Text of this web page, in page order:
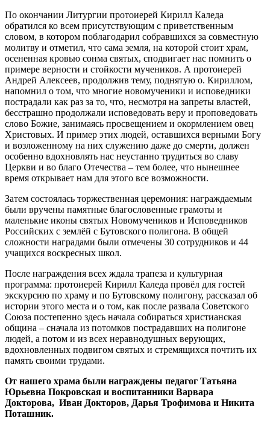
По окончании Литургии протоиерей Кирилл Каледа
обратился ко всем присутствующим с приветственным
словом, в котором поблагодарил собравшихся за совместную
молитву и отметил, что сама земля, на которой стоит храм,
осененная кровью сонма святых, сподвигает нас помнить о
примере верности и стойкости мучеников. А протоиерей
Андрей Алексеев, продолжив тему, поднятую о. Кириллом,
напомнил о том, что многие новомученики и исповедники
пострадали как раз за то, что, несмотря на запреты властей,
бесстрашно продолжали исповедовать веру и проповедовать
слово Божие, занимаясь просвещением и окормлением овец
Христовых. И пример этих людей, оставшихся верными Богу
и возложенному на них служению даже до смерти, должен
особенно вдохновлять нас неустанно трудиться во славу
Церкви и во благо Отечества – тем более, что нынешнее
время открывает нам для этого все возможности.
Затем состоялась торжественная церемония: награждаемым
были вручены памятные благословенные грамоты и
маленькие иконы святых Новомучеников и Исповедников
Российских с землёй с Бутовского полигона. В общей
сложности наградами были отмечены 30 сотрудников и 44
учащихся воскресных школ.
После награждения всех ждала трапеза и культурная
программа: протоиерей Кирилл Каледа провёл для гостей
экскурсию по храму и по Бутовскому полигону, рассказал об
истории этого места и о том, как после развала Советского
Союза постепенно здесь начала собираться христианская
община – сначала из потомков пострадавших на полигоне
людей, а потом и из всех неравнодушных верующих,
вдохновленных подвигом святых и стремящихся почтить их
память своими трудами.
От нашего храма были награждены педагог Татьяна
Юрьевна Покровская и воспитанники Варвара
Докторова, Иван Докторов, Дарья Трофимова и Никита
Поташник.